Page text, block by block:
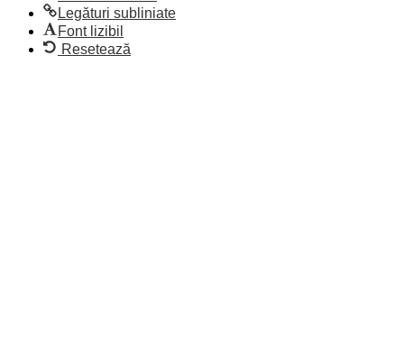
Legături subliniate
Font lizibil
Resetează